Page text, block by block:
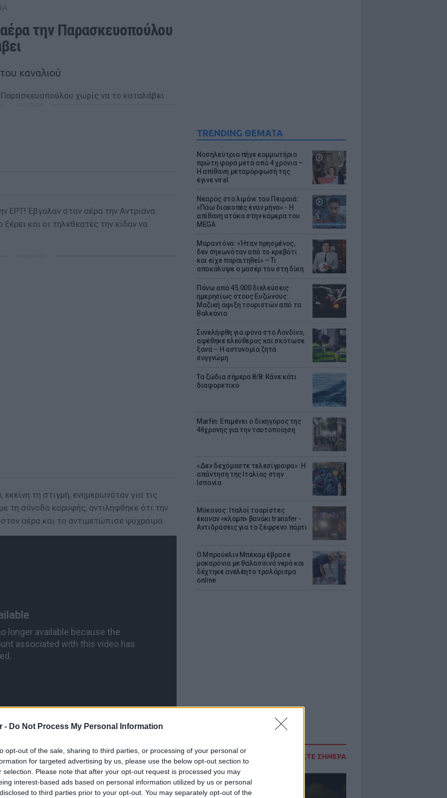
- Do Not Process My Personal Information
opt-out of the sale, sharing to third parties, or processing of your personal or
for targeted advertising by us, please use the below opt-out section to
selection. Please note that after your opt-out request is processed you may
interest-based ads based on personal information utilized by us or personal
to third parties prior to your opt-out. You may separately opt-out of the
TRENDING ΘΕΜΑΤΑ
Νοσηλεύτρια πήγε κομμωτήριο
πρώτη φορά μετά από 4 χρόνια –
Η απίθανη μεταμόρφωσή της
έγινε viral
Νεαρός στο λιμάνι του Πειραιά:
«Πάω διακοπές έναν μήνα» - Η
απίθανη ατάκα στην κάμερα του
MEGA
Μαραντόνα: «Ήταν πρησμένος,
δεν σηκωνόταν από το κρεβάτι
και είχε παραιτηθεί» – Τι
αποκάλυψε ο μασέρ του στη δίκη
Πάνω από 45.000 διελεύσεις
ημερησίως στους Ευζώνους:
Μαζική άφιξη τουριστών από τα
Βαλκάνια
Συνελήφθη για φόνο στο Λονδίνο,
αφέθηκε ελεύθερος και σκότωσε
ξανά – Η αστυνομία ζητά
συγγνώμη
Τα ζώδια σήμερα 8/8: Κάνε κάτι
διαφορετικό
Marfin: Επιμένει ο δικηγόρος της
46χρονης για την ταυτοποίηση
«Δεν δεχόμαστε τελεσίγραφα»: Η
απάντηση της Ιταλίας στην
Ισπανία
Μύκονος: Ιταλοί τουρίστες
έκαναν «κλαμπ» βανάκι transfer -
Αντιδράσεις για το ξέφρενο πάρτι
Ο Μπρούκλιν Μπέκαμ έβρασε
μακαρόνια με θαλασσινό νερό και
δέχτηκε ανελέητο τρολάρισμα
online
ΔΙΑΒΑΣΤΕ ΣΗΜΕΡΑ
την Παρασκευοπούλου
καναλιού
ΕΡΤ! Έβγαλαν στον αέρα την Αντριάνα
και οι τηλεθεατές την είδαν να
τη στιγμή, ενημερωνόταν για τις
τη σύνοδο κορυφής, αντιλήφθηκε ότι την
αέρα και το αντιμετώπισε ψύχραιμα.